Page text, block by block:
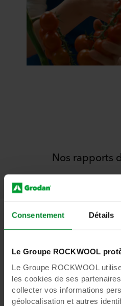
Consentement Détails
Le Groupe ROCKWOOL
Le Groupe ROCKWOOL
les cookies de ses
collecter vos informations
géolocalisation et autres
Nos rapports
Part of